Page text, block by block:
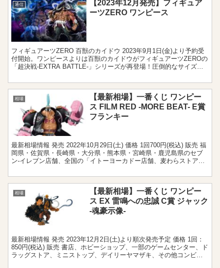
通信
【2023年12月発売】フィギュア
ーツZERO ワンピース
フィギュアーツZERO 百獣のカイドウ 2023年9月1日(金)より予約受
付開始。ワンピースよりは百獣のカイドウがフィギュアーツZEROの
「超決戦-EXTRA BATTLE-」シリーズが再登場！圧倒的なサイズ感
相場
【最新相場】一番くじ ワンピー
ス FILM RED -MORE BEAT- E賞
フランキー
最新相場情報 発売 2022年10月29日(土) 価格 1回700円(税込) 販売 福
岡県・佐賀県・長崎県・大分県・熊本県・宮崎県・鹿児島県のセブ
ン‐イレブン店舗、全国の「イトーヨーカドー店舗、麦わらストア、
相場
【最新相場】一番くじ ワンピー
ス EX 雷鳴への忠誠 C賞 ジャック
-魂豪示像-
最新相場情報 発売 2023年12月2日(土)より順次発売予定 価格 1回：
850円(税込) 販売 書店、ホビーショップ、一部のゲームセンター、ド
ラッグストア、ミニストップ、デイリーヤマザキ、その他コンビニ